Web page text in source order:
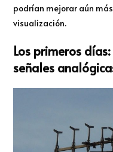
podrían mejorar aún
visualización.
Los primeros
señales